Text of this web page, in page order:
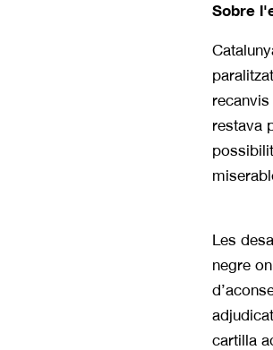
Sobre
restava
Les
negre
cartilla